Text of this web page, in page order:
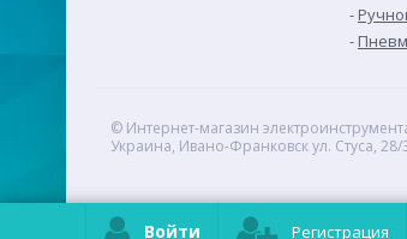
© Интернет-магазин
Украина, Ивано-Франковск ул. Стуса, 28/
Войти Регистрация